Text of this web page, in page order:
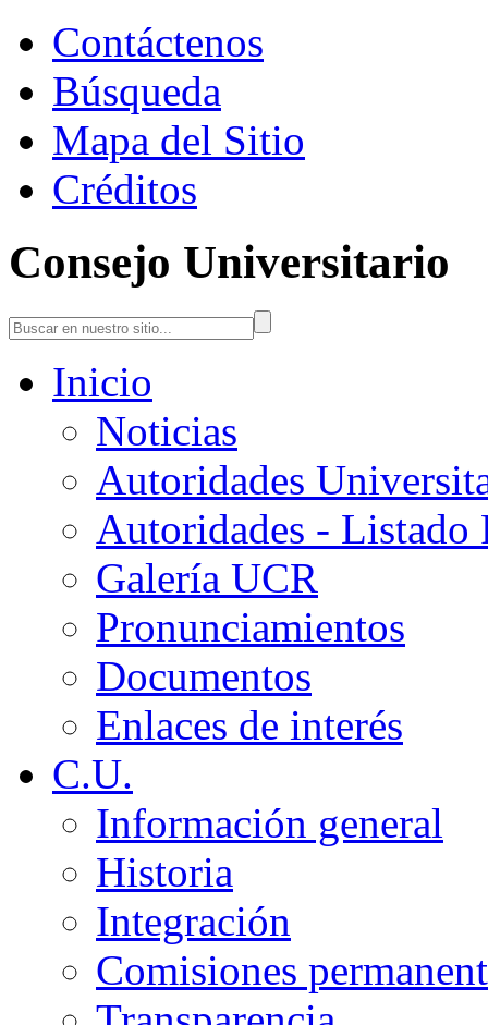
Contáctenos
Búsqueda
Mapa del Sitio
Créditos
Consejo Universitario
Inicio
Noticias
Autoridades
Autoridades - Listado
Galería UCR
Pronunciamientos
Documentos
Enlaces de interés
C.U.
Información general
Historia
Integración
Comisiones